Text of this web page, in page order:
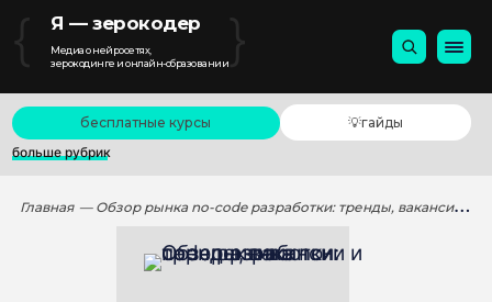
{ Я — зерокодер
Медиа о нейросетях,
зерокодинге и онлайн-образовании}
бесплатные курсы
💡гайды
больше рубрик
Главная — Обзор рынка no-code разработки: тренды, вакансии и перспективы